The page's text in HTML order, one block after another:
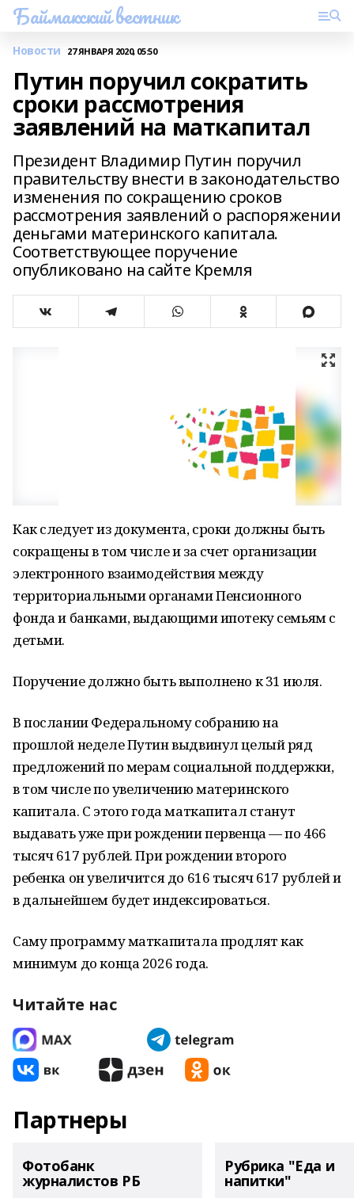
Баймакский вестник
Новости 27 ЯНВАРЯ 2020, 05:50
Путин поручил сократить
сроки рассмотрения
заявлений на маткапитал
Президент Владимир Путин поручил
правительству внести в законодательство
изменения по сокращению сроков
рассмотрения заявлений о распоряжении
деньгами материнского капитала.
Соответствующее поручение
опубликовано на сайте Кремля
Как следует из документа, сроки должны быть
сокращены в том числе и за счет организации
электронного взаимодействия между
территориальными органами Пенсионного
фонда и банками, выдающими ипотеку семьям с
детьми.
Поручение должно быть выполнено к 31 июля.
В послании Федеральному собранию на
прошлой неделе Путин выдвинул целый ряд
предложений по мерам социальной поддержки,
в том числе по увеличению материнского
капитала. С этого года маткапитал станут
выдавать уже при рождении первенца — по 466
тысяч 617 рублей. При рождении второго
ребенка он увеличится до 616 тысяч 617 рублей и
в дальнейшем будет индексироваться.
Саму программу маткапитала продлят как
минимум до конца 2026 года.
Читайте нас
Партнеры
Фотобанк
журналистов РБ
Рубрика "Еда и
напитки"